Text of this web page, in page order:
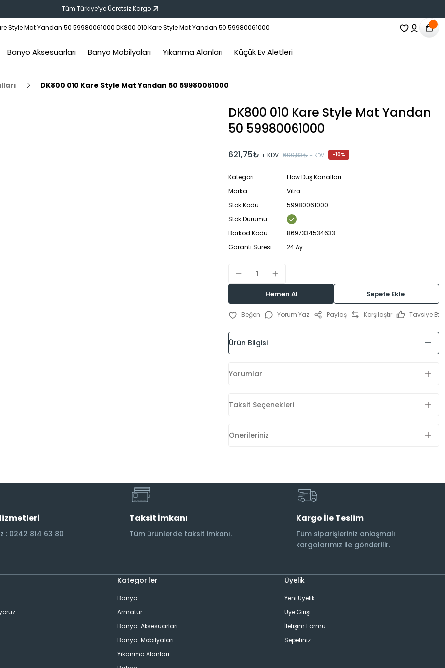
Tüm Türkiye‘ye Ücretsiz Kargo
Banyo Aksesuarları Banyo Mobilyaları Yıkanma Alanları Küçük Ev Aletleri
DK800 010 Kare Style Mat Yandan 50 59980061000
DK800 010 Kare Style Mat Yandan
50 59980061000
621,75₺ + KDV 690,83₺ + KDV -10%
Kategori
Flow Duş Kanalları
Marka
Vitra
Stok Kodu
59980061000
Stok Durumu
Barkod Kodu
8697334534633
Garanti Süresi
24 Ay
Hemen Al Sepete Ekle
Yorum Yaz Paylaş Karşılaştır Tavsiye Et
Ürün Bilgisi
Yorumlar
Taksit Seçenekleri
Önerileriniz
: 0242 814 63 80
Taksit İmkanı
Tüm ürünlerde taksit imkanı.
Kargo İle Teslim
Tüm siparişleriniz anlaşmalı
kargolarımız ile gönderilir.
Kategoriler
Banyo
Armatür
Banyo-Aksesuarlari
Banyo-Mobilyalari
Yıkanma Alanları
Üyelik
Yeni Üyelik
Üye Girişi
İletişim Formu
Sepetiniz